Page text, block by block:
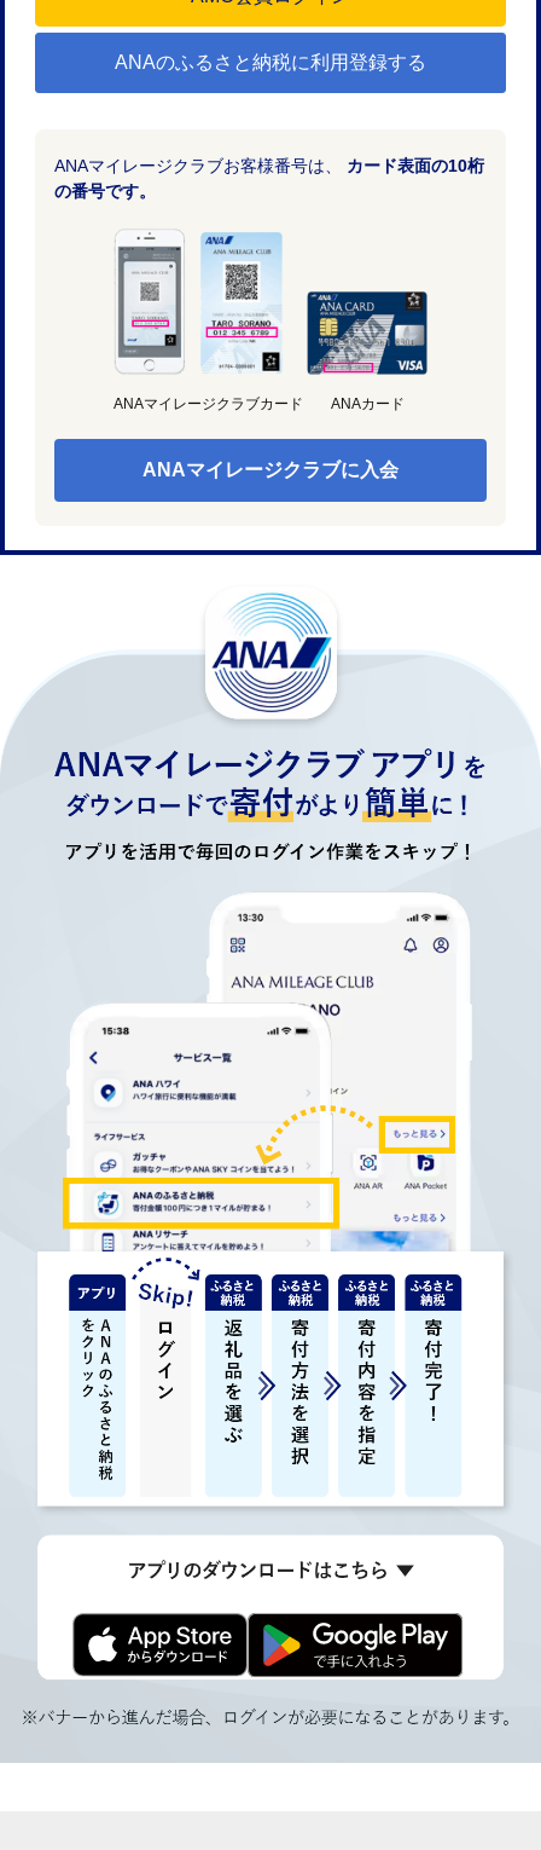
ANAのふるさと納税に利用登録する
ANAマイレージクラブお客様番号は、 カード表面の10桁
の番号です。
ANAマイレージクラブカード ANAカード
ANAマイレージクラブに入会